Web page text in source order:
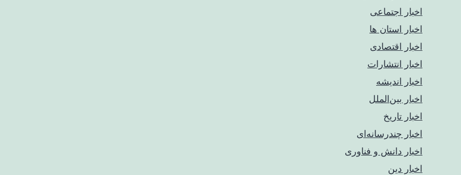
اخبار اجتماعی
اخبار استان ها
اخبار اقتصادی
اخبار انتشارات
اخبار اندیشه
اخبار بین‌الملل
اخبار تاریخ
اخبار چندرسانه‌ای
اخبار دانش و فناوری
اخبار دین